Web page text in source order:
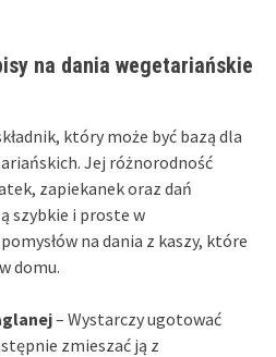
na dania wegetariańskie
który może być bazą dla
Jej różnorodność
zapiekanek oraz dań
szybkie i proste w
na dania z kaszy, które
domu.
– Wystarczy ugotować
zmieszać ją z